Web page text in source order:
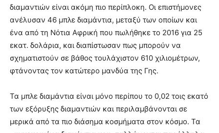
διαμαντιών είναι ακόμη πιο περίπλοκη. Οι επιστήμονες
ανέλυσαν 46 μπλε διαμάντια, μεταξύ των οποίων και
ένα από τη Νότια Αφρική που πωλήθηκε το 2016 για 25
εκατ. δολάρια, και διαπίστωσαν πως μπορούν να
σχηματιστούν σε βάθος τουλάχιστον 610 χιλιομέτρων,
φτάνοντας τον κατώτερο μανδύα της Γης.
Τα μπλε διαμάντια είναι μόνο περίπου το 0,02 τοις εκατό
των εξόρυξης διαμαντιών και περιλαμβάνονται σε
μερικά από τα πιο διάσημα κοσμήματα στον κόσμο. Τα